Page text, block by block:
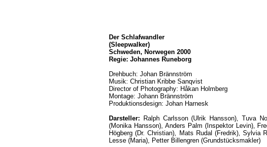
Der Schlafwandler
(Sleepwalker)
Schweden, Norwegen 2000
Regie: Johannes Runeborg
Drehbuch: Johan Brännström
Musik: Christian Kribbe Sanqvist
Director of Photography: Håkan Holmberg
Montage: Johann Brännström
Produktionsdesign: Johan Harnesk
Darsteller: Ralph Carlsson (Ulrik Hansson), Tuva
(Monika Hansson), Anders Palm (Inspektor Levin),
Högberg (Dr. Christian), Mats Rudal (Fredrik), Sylvia
Lesse (Maria), Petter Billengren (Grundstücksmakler)